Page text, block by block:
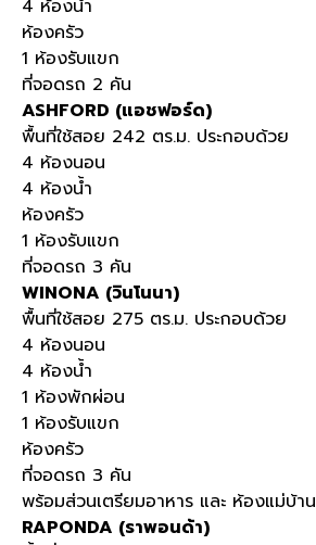
4 ห้องน้ำ
ห้องครัว
1 ห้องรับแขก
ที่จอดรถ 2 คัน
ASHFORD (แอชฟอร์ด)
พื้นที่ใช้สอย 242 ตร.ม. ประกอบด้วย
4 ห้องนอน
4 ห้องน้ำ
ห้องครัว
1 ห้องรับแขก
ที่จอดรถ 3 คัน
WINONA (วินโนนา)
พื้นที่ใช้สอย 275 ตร.ม. ประกอบด้วย
4 ห้องนอน
4 ห้องน้ำ
1 ห้องพักผ่อน
1 ห้องรับแขก
ห้องครัว
ที่จอดรถ 3 คัน
พร้อมส่วนเตรียมอาหาร และ ห้องแม่บ้าน
RAPONDA (ราพอนด้า)